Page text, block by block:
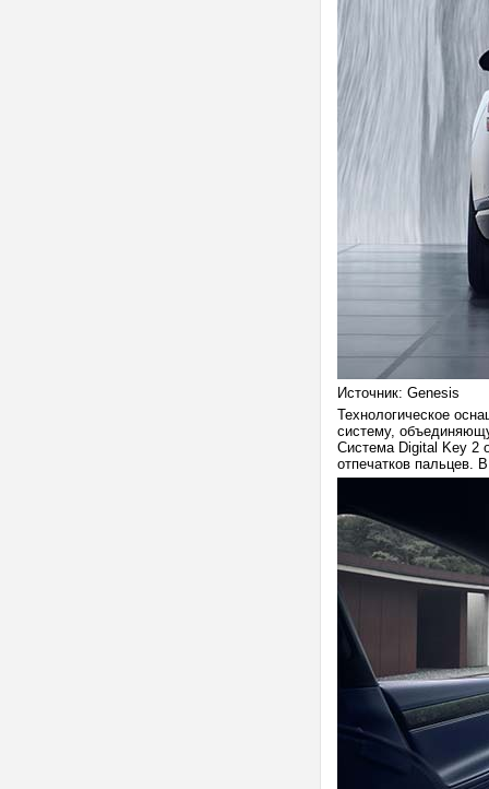
Источник: Genesis
Технологическое
систему,
Система Digital Key 2
отпечатков пальцев.